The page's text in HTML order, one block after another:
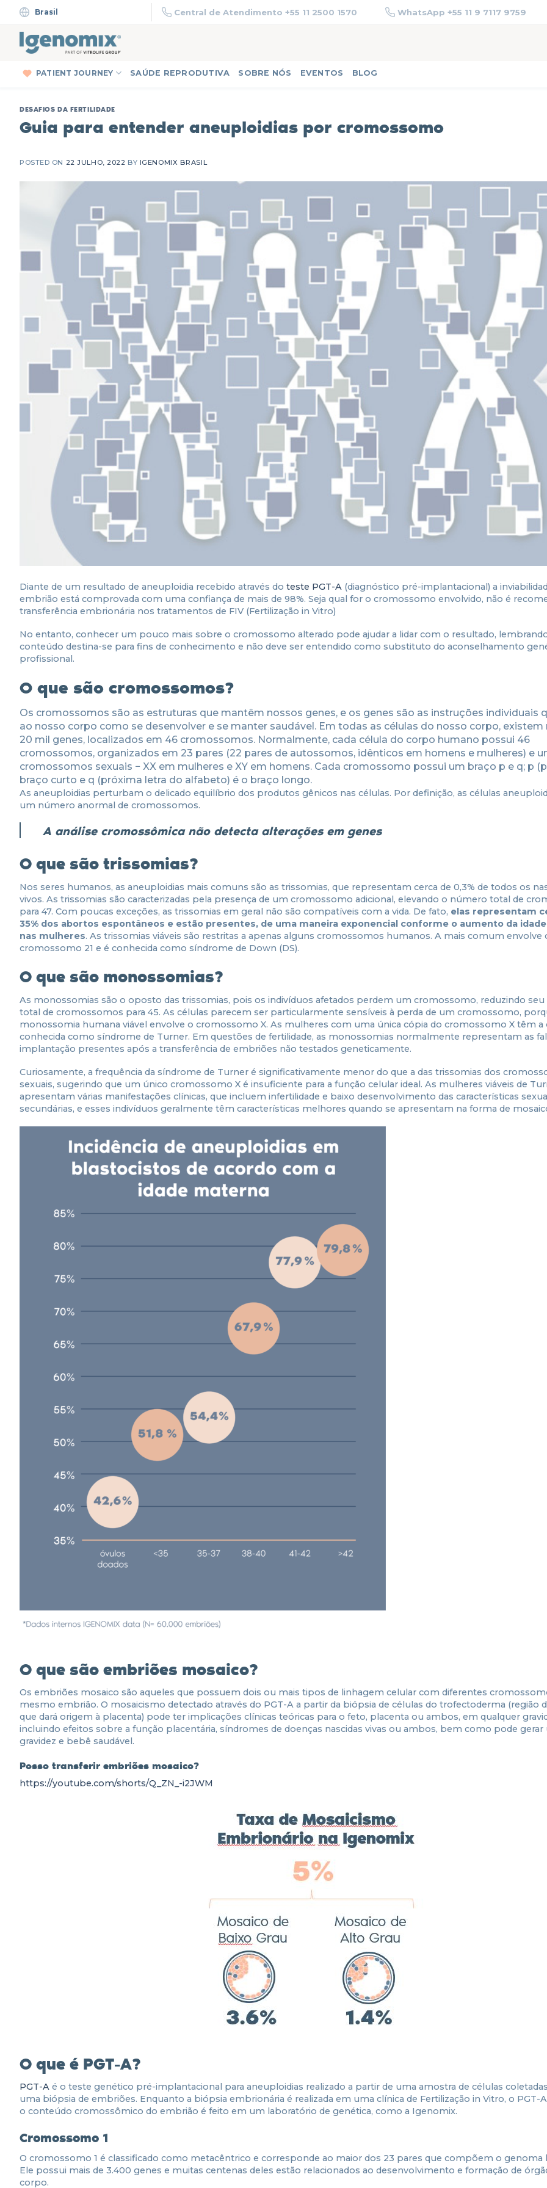
content
Brasil Central de Atendimento +55 11 2500 1570 WhatsApp +55 11 9 7117 9759
PATIENT JOURNEY SAÚDE REPRODUTIVA SOBRE NÓS EVENTOS BLOG
DESAFIOS DA FERTILIDADE
Guia para entender aneuploidias por cromossomo
POSTED ON 22 JULHO, 2022 BY IGENOMIX BRASIL
Diante de um resultado de aneuploidia recebido através do teste PGT-A (diagnóstico pré-implantacional) a
embrião está comprovada com uma confiança de mais de 98%. Seja qual for o cromossomo envolvido, não é
transferência embrionária nos tratamentos de FIV (Fertilização in Vitro)
No entanto, conhecer um pouco mais sobre o cromossomo alterado pode ajudar a lidar com o resultado,
conteúdo destina-se para fins de conhecimento e não deve ser entendido como substituto do aconselhamento
profissional.
O que são cromossomos?
Os cromossomos são as estruturas que mantêm nossos genes, e os genes são as instruções individuais
ao nosso corpo como se desenvolver e se manter saudável. Em todas as células do nosso corpo, existem
20 mil genes, localizados em 46 cromossomos. Normalmente, cada célula do corpo humano possui 46
cromossomos, organizados em 23 pares (22 pares de autossomos, idênticos em homens e mulheres) e
cromossomos sexuais − XX em mulheres e XY em homens. Cada cromossomo possui um braço p e q; p
braço curto e q (próxima letra do alfabeto) é o braço longo.
As aneuploidias perturbam o delicado equilíbrio dos produtos gênicos nas células. Por definição, as células
um número anormal de cromossomos.
A análise cromossômica não detecta alterações em genes
O que são trissomias?
Nos seres humanos, as aneuploidias mais comuns são as trissomias, que representam cerca de 0,3% de todos os
vivos. As trissomias são caracterizadas pela presença de um cromossomo adicional, elevando o número total de
para 47. Com poucas exceções, as trissomias em geral não são compatíveis com a vida. De fato, elas representam
35% dos abortos espontâneos e estão presentes, de uma maneira exponencial conforme o aumento da
nas mulheres. As trissomias viáveis são restritas a apenas alguns cromossomos humanos. A mais comum envolve
cromossomo 21 e é conhecida como síndrome de Down (DS).
O que são monossomias?
As monossomias são o oposto das trissomias, pois os indivíduos afetados perdem um cromossomo, reduzindo
total de cromossomos para 45. As células parecem ser particularmente sensíveis à perda de um cromossomo,
monossomia humana viável envolve o cromossomo X. As mulheres com uma única cópia do cromossomo X têm a
conhecida como síndrome de Turner. Em questões de fertilidade, as monossomias normalmente representam as
implantação presentes após a transferência de embriões não testados geneticamente.
Curiosamente, a frequência da síndrome de Turner é significativamente menor do que a das trissomias dos
sexuais, sugerindo que um único cromossomo X é insuficiente para a função celular ideal. As mulheres viáveis de
apresentam várias manifestações clínicas, que incluem infertilidade e baixo desenvolvimento das características
secundárias, e esses indivíduos geralmente têm características melhores quando se apresentam na forma de
O que são embriões mosaico?
Os embriões mosaico são aqueles que possuem dois ou mais tipos de linhagem celular com diferentes
mesmo embrião. O mosaicismo detectado através do PGT-A a partir da biópsia de células do trofectoderma (região
que dará origem à placenta) pode ter implicações clínicas teóricas para o feto, placenta ou ambos, em qualquer
incluindo efeitos sobre a função placentária, síndromes de doenças nascidas vivas ou ambos, bem como pode gerar
gravidez e bebê saudável.
Posso transferir embriões mosaico?
https://youtube.com/shorts/Q_ZN_-i2JWM
O que é PGT-A?
PGT-A é o teste genético pré-implantacional para aneuploidias realizado a partir de uma amostra de células
uma biópsia de embriões. Enquanto a biópsia embrionária é realizada em uma clínica de Fertilização in Vitro, o PGT-A
o conteúdo cromossômico do embrião é feito em um laboratório de genética, como a Igenomix.
Cromossomo 1
O cromossomo 1 é classificado como metacêntrico e corresponde ao maior dos 23 pares que compõem o genoma
Ele possui mais de 3.400 genes e muitas centenas deles estão relacionados ao desenvolvimento e formação de
corpo.